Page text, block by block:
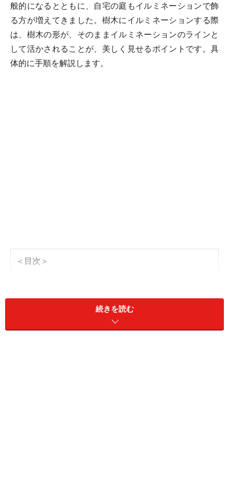
般的になるとともに、自宅の庭もイルミネーションで飾
る方が増えてきました。樹木にイルミネーションする際
は、樹木の形が、そのままイルミネーションのラインと
して活かされることが、美しく見せるポイントです。具
体的に手順を解説します。
＜目次＞
自宅の樹木のイルミネーション飾り方・取付け方
夜、暗くなってからイルミネーションの最終チェックを
続きを読む